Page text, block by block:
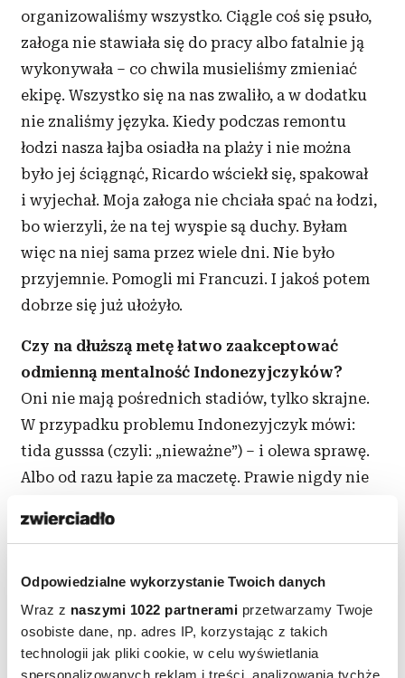
Odpowiedzialne wykorzystanie Twoich danych
Wraz z naszymi 1022 partnerami przetwarzamy Twoje
osobiste dane, np. adres IP, korzystając z takich
technologii jak pliki cookie, w celu wyświetlania
spersonalizowanych reklam i treści, analizowania tychże,
organizowaliśmy wszystko. Ciągle coś się psuło,
załoga nie stawiała się do pracy albo fatalnie ją
wykonywała – co chwila musieliśmy zmieniać
ekipę. Wszystko się na nas zwaliło, a w dodatku
nie znaliśmy języka. Kiedy podczas remontu
łodzi nasza łajba osiadła na plaży i nie można
było jej ściągnąć, Ricardo wściekł się, spakował
i wyjechał. Moja załoga nie chciała spać na łodzi,
bo wierzyli, że na tej wyspie są duchy. Byłam
więc na niej sama przez wiele dni. Nie było
przyjemnie. Pomogli mi Francuzi. I jakoś potem
dobrze się już ułożyło.
Czy na dłuższą metę łatwo zaakceptować
odmienną mentalność Indonezyjczyków?
Oni nie mają pośrednich stadiów, tylko skrajne.
W przypadku problemu Indonezyjczyk mówi:
tida gusssa (czyli: „nieważne”) – i olewa sprawę.
Albo od razu łapie za maczetę. Prawie nigdy nie
odczuwam w swoim związku. Przyznaję, to jest
Indonezyjczycy to tacy sami ludzie jak wszędzie.
Spotkało mnie z ich strony trochę
nieprzyjemności, ale gdybym prowadziła biznes
gdzie indziej, to zapewne byłoby podobnie.